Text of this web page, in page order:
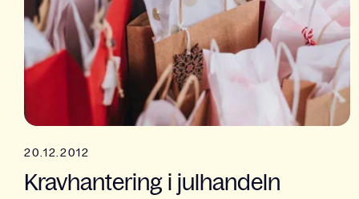
20.12.2012
Kravhantering i julhandeln